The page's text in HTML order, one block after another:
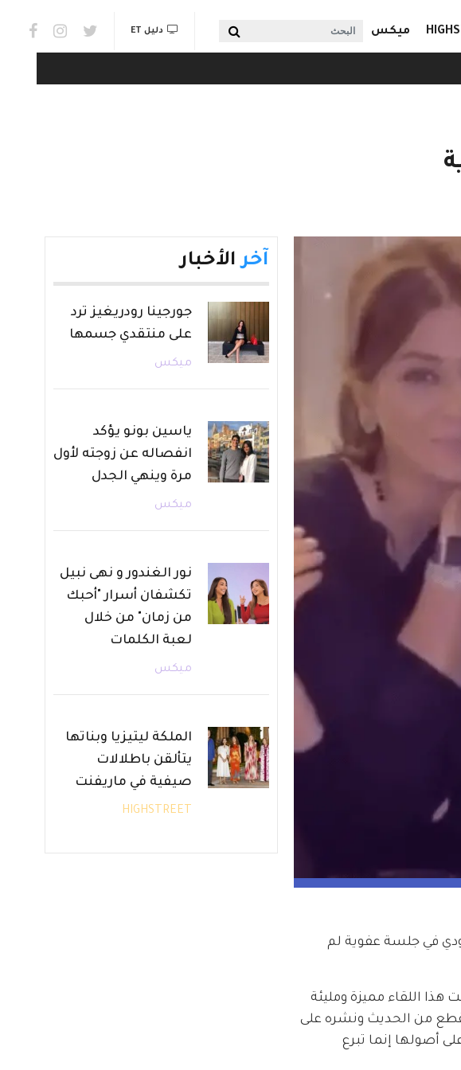
ميكس البحث links & Watch
دليل ET
في جلسة عفوية لم
هذا اللقاء مميزة ومليئة
من الحديث ونشره على
أصولها إنما تبرع
آخر الأخبار
جورجينا رودريغيز ترد
على منتقدي جسمها
ميكس
ياسين بونو يؤكد
انفصاله عن زوجته لأول
مرة وينهي الجدل
ميكس
نور الغندور و نهى نبيل
تكشفان أسرار "أحبك
من زمان" من خلال
لعبة الكلمات
ميكس
الملكة ليتيزيا وبناتها
يتألقن باطلالات
صيفية في ماريفنت
HIGHSTREET